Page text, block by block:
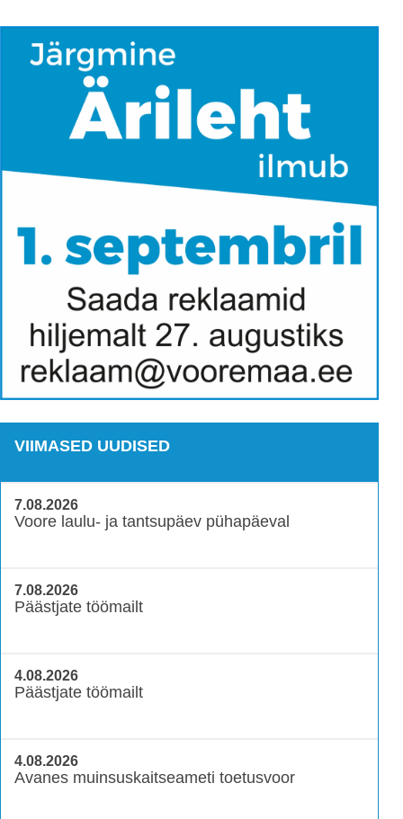
VIIMASED UUDISED
7.08.2026
Voore laulu- ja tantsupäev pühapäeval
7.08.2026
Päästjate töömailt
4.08.2026
Päästjate töömailt
4.08.2026
Avanes muinsuskaitseameti toetusvoor